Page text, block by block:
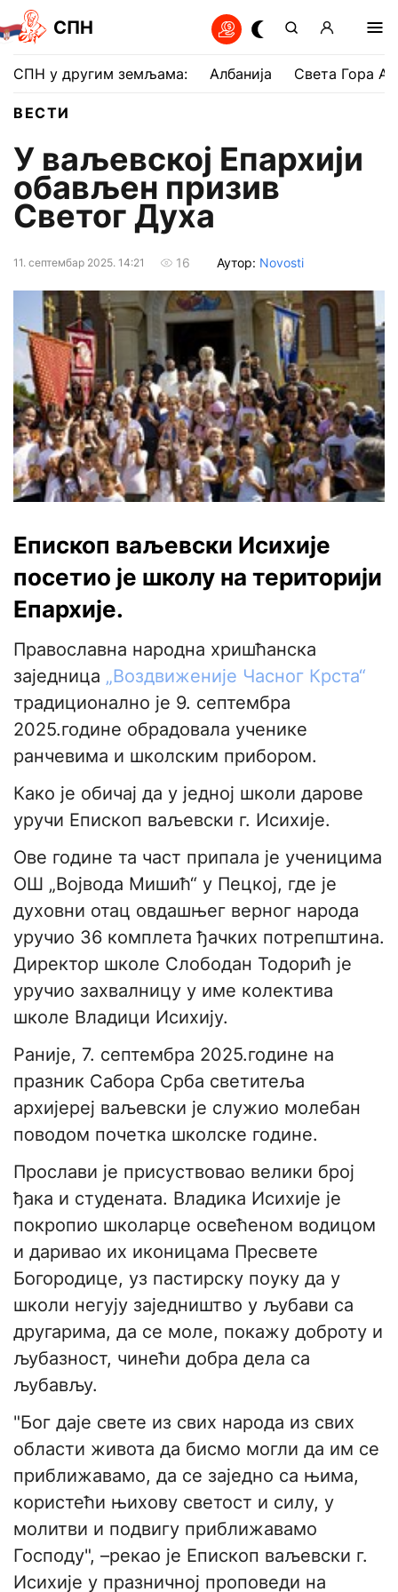
СПН
СПН у другим земљама: Албанија Света Гора
ВЕСТИ
У ваљевској Епархији
обављен призив
Светог Духа
11. септембар 2025. 14:21 16 Аутор: Novosti
Епископ ваљевски Исихије
посетио је школу на територији
Епархије.
Православна народна хришћанска
заједница „Воздвиженије Часног Крста“
традиционално је 9. септембра
2025.године обрадовала ученике
ранчевима и школским прибором.
Како је обичај да у једној школи дарове
уручи Епископ ваљевски г. Исихије.
Ове године та част припала је ученицима
ОШ „Војвода Мишић“ у Пецкој, где је
духовни отац овдашњег верног народа
уручио 36 комплета ђачких потрепштина.
Директор школе Слободан Тодорић је
уручио захвалницу у име колектива
школе Владици Исихију.
Раније, 7. септембра 2025.године на
празник Сабора Срба светитеља
архијереј ваљевски је служио молебан
поводом почетка школске године.
Прослави је присуствовао велики број
ђака и студената. Владика Исихије је
покропио школарце освећеном водицом
и даривао их иконицама Пресвете
Богородице, уз пастирску поуку да у
школи негују заједништво у љубави са
другарима, да се моле, покажу доброту и
љубазност, чинећи добра дела са
љубављу.
"Бог даје свете из свих народа из свих
области живота да бисмо могли да им се
приближавамо, да се заједно са њима,
користећи њихову светост и силу, у
молитви и подвигу приближавамо
Господу", –рекао је Епископ ваљевски г.
Исихије у празничној проповеди на